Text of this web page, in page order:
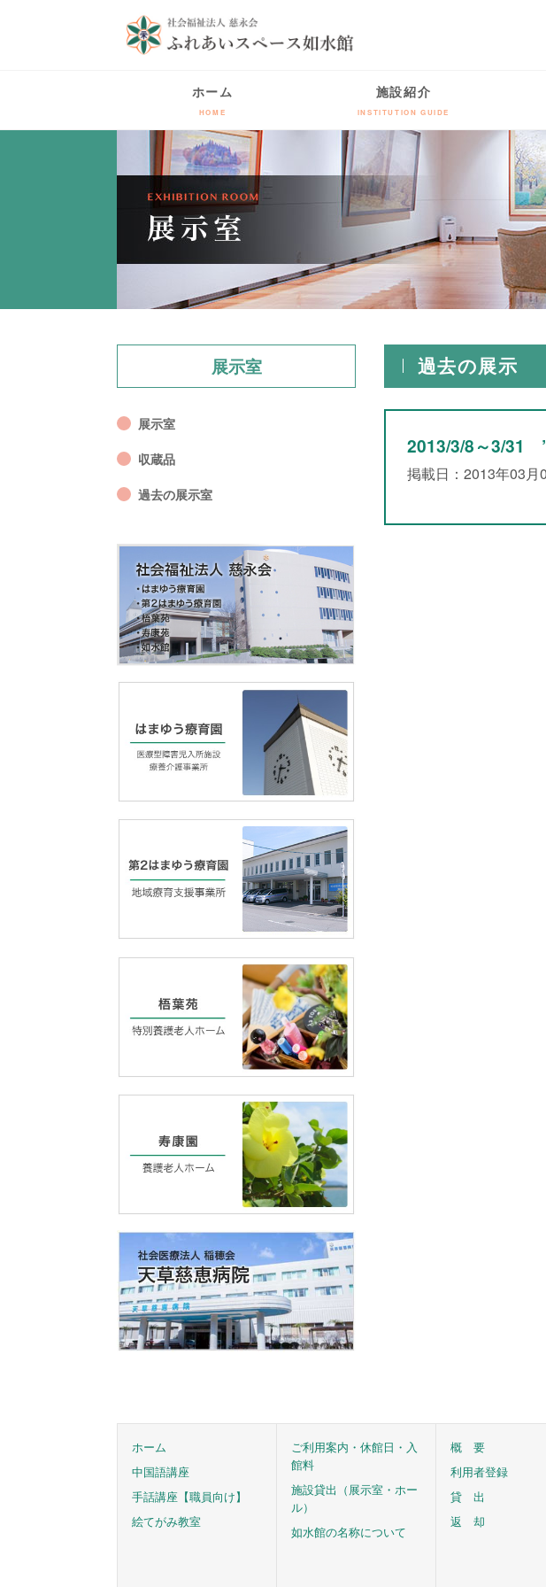
ホーム
HOME
施設紹介
INSTITUTION GUIDE
展示室
展示室
収蔵品
過去の展示室
過去の展示
2013/3/8～3/31
掲載日：2013年03月
ホーム
中国語講座
手話講座【職員向け】
絵てがみ教室
ご利用案内・休館日・入
館料
施設貸出（展示室・ホー
ル）
如水館の名称について
概 要
利用者登録
貸 出
返 却